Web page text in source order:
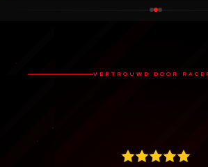
VERTROUWD DOOR